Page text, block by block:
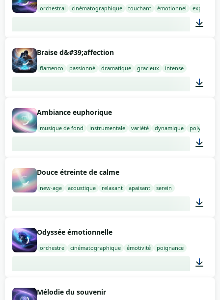
orchestral cinématographique touchant émotionnel expressif
Braise d&#39;affection
flamenco passionné dramatique gracieux intense
Ambiance euphorique
musique de fond instrumentale variété dynamique polyvalence
Douce étreinte de calme
new-age acoustique relaxant apaisant serein
Odyssée émotionnelle
orchestre cinématographique émotivité poignance
Mélodie du souvenir